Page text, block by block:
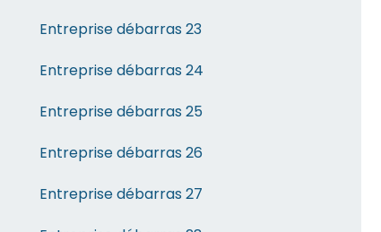
Entreprise débarras 23
Entreprise débarras 24
Entreprise débarras 25
Entreprise débarras 26
Entreprise débarras 27